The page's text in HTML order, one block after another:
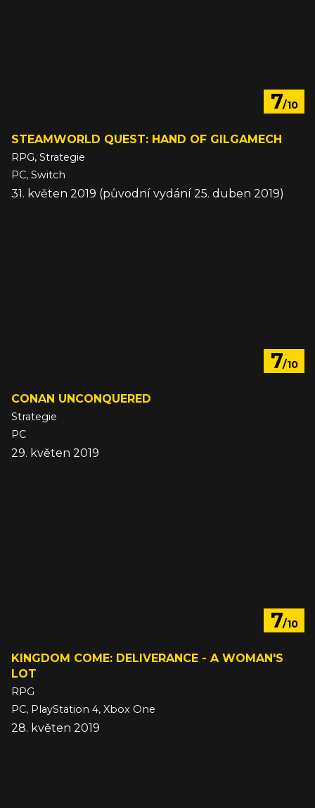
7/10
STEAMWORLD QUEST: HAND OF GILGAMECH
RPG, Strategie
PC, Switch
31. květen 2019 (původní vydání 25. duben 2019)
7/10
CONAN UNCONQUERED
Strategie
PC
29. květen 2019
7/10
KINGDOM COME: DELIVERANCE - A WOMAN'S
LOT
RPG
PC, PlayStation 4, Xbox One
28. květen 2019